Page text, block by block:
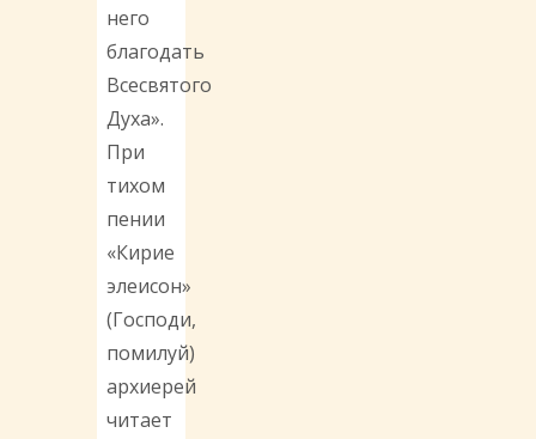
него
благодать
Всесвятого
Духа».
При
тихом
пении
«Кирие
элеисон»
(Господи,
помилуй)
архиерей
читает